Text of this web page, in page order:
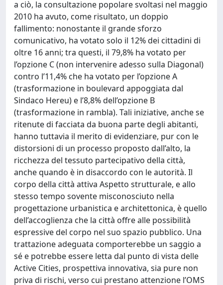
a ciò, la consultazione popolare svoltasi nel maggio
2010 ha avuto, come risultato, un doppio
fallimento: nonostante il grande sforzo
comunicativo, ha votato solo il 12% dei cittadini di
oltre 16 anni; tra questi, il 79,8% ha votato per
l’opzione C (non intervenire adesso sulla Diagonal)
contro l’11,4% che ha votato per l’opzione A
(trasformazione in boulevard appoggiata dal
Sindaco Hereu) e l’8,8% dell’opzione B
(trasformazione in rambla). Tali iniziative, anche se
ritenute di facciata da buona parte degli abitanti,
hanno tuttavia il merito di evidenziare, pur con le
distorsioni di un processo proposto dall’alto, la
ricchezza del tessuto partecipativo della città,
anche quando è in disaccordo con le autorità. Il
corpo della città attiva Aspetto strutturale, e allo
stesso tempo sovente misconosciuto nella
progettazione urbanistica e architettonica, è quello
dell’accoglienza che la città offre alle possibilità
espressive del corpo nel suo spazio pubblico. Una
trattazione adeguata comporterebbe un saggio a
sé e potrebbe essere letta dal punto di vista delle
Active Cities, prospettiva innovativa, sia pure non
priva di rischi, verso cui prestano attenzione l’OMS